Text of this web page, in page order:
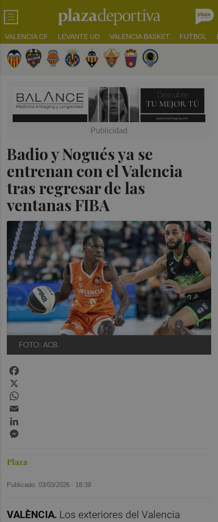
VALENCIA CF LEVANTE UD VALENCIA BASKET FUTBOL
Badio y Nogués ya se
entrenan con el Valencia
tras regresar de las
ventanas FIBA
FOTO: ACB.
Plaza
Publicado: 03/03/2026 · 18:39
VALÈNCIA. Los exteriores del Valencia